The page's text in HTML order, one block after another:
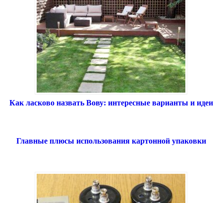
Как ласково назвать Вову: интересные варианты и идеи
Главные плюсы использования картонной упаковки